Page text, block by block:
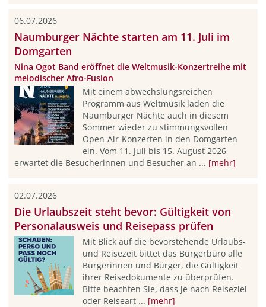
06.07.2026
Naumburger Nächte starten am 11. Juli im
Domgarten
Nina Ogot Band eröffnet die Weltmusik-Konzertreihe mit
melodischer Afro-Fusion
Mit einem abwechslungsreichen
Programm aus Weltmusik laden die
Naumburger Nächte auch in diesem
Sommer wieder zu stimmungsvollen
Open-Air-Konzerten in den Domgarten
ein. Vom 11. Juli bis 15. August 2026
erwartet die Besucherinnen und Besucher an ... [mehr]
02.07.2026
Die Urlaubszeit steht bevor: Gültigkeit von
Personalausweis und Reisepass prüfen
Mit Blick auf die bevorstehende Urlaubs-
und Reisezeit bittet das Bürgerbüro alle
Bürgerinnen und Bürger, die Gültigkeit
ihrer Reisedokumente zu überprüfen.
Bitte beachten Sie, dass je nach Reiseziel
oder Reiseart ... [mehr]